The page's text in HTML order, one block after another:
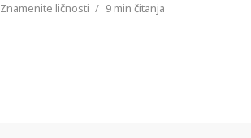
Znamenite ličnosti 9 min čitanja